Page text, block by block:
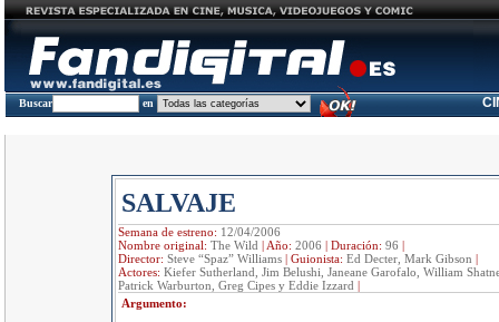
Buscar en
SALVAJE
Semana de estreno: 12/04/2006
Nombre original: The Wild | Año: 2006 | Duración: 96 |
Director: Steve “Spaz” Williams| Guionista: Ed Decter, Mark Gibson |
Actores: Kiefer Sutherland, Jim Belushi, Janeane Garofalo, William
Patrick Warburton, Greg Cipes y Eddie Izzard |
Argumento: